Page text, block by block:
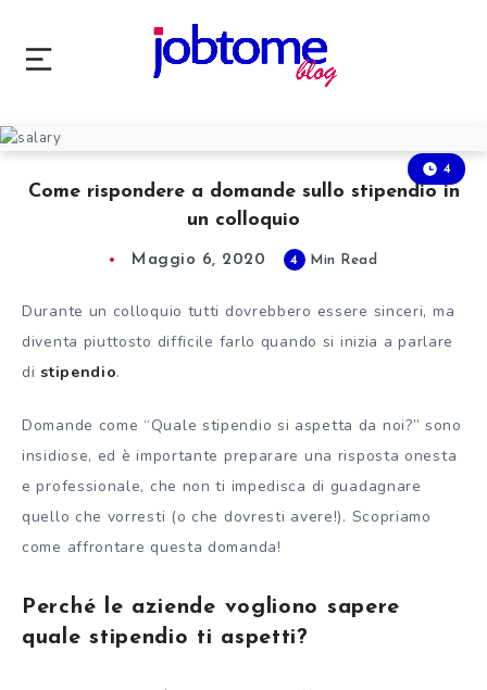
Come rispondere a domande sullo stipendio in
un colloquio
4
Maggio 6, 2020 4 Min Read
Durante un colloquio tutti dovrebbero essere sinceri, ma
diventa piuttosto difficile farlo quando si inizia a parlare
di stipendio.
Domande come “Quale stipendio si aspetta da noi?” sono
insidiose, ed è importante preparare una risposta onesta
e professionale, che non ti impedisca di guadagnare
quello che vorresti (o che dovresti avere!). Scopriamo
come affrontare questa domanda!
Perché le aziende vogliono sapere
quale stipendio ti aspetti?